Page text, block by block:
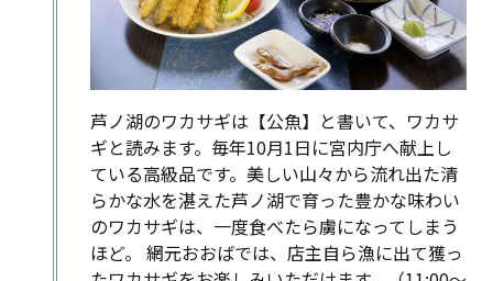
芦ノ湖のワカサギは【公魚】と書いて、ワカサ
ギと読みます。毎年10月1日に宮内庁へ献上し
ている高級品です。美しい山々から流れ出た清
らかな水を湛えた芦ノ湖で育った豊かな味わい
のワカサギは、一度食べたら虜になってしまう
ほど。 網元おおばでは、店主自ら漁に出て獲っ